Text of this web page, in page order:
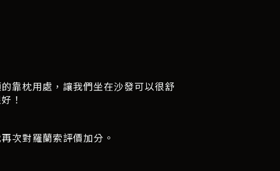
靠枕用處，讓我們坐在沙發可以很舒
！
次對羅蘭索評價加分。